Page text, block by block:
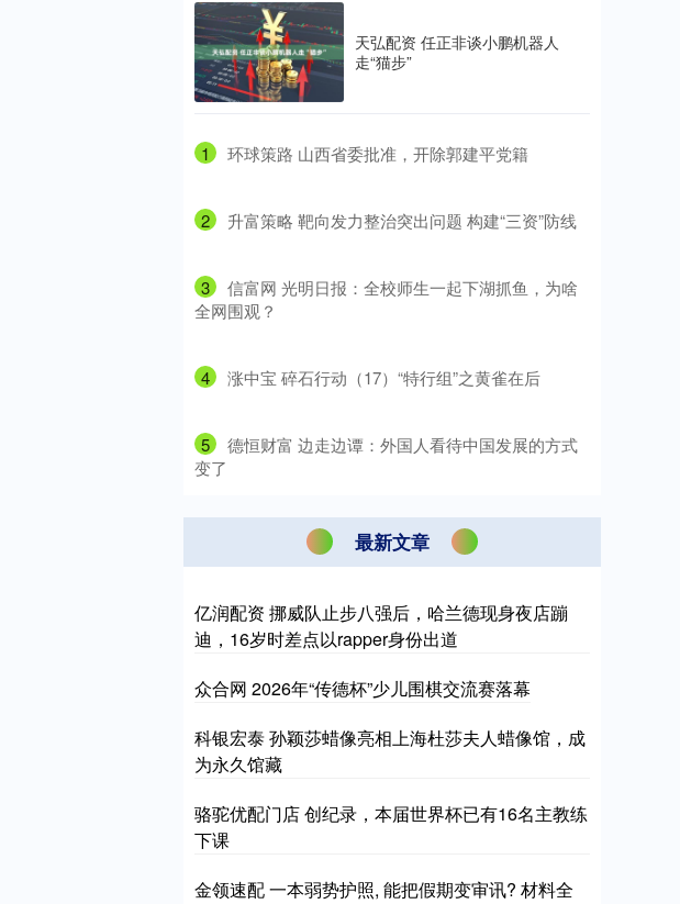
天弘配资 任正非谈小鹏机器人
走“猫步”
1 ​环球策路 山西省委批准，开除郭建平党籍
2 ​升富策略 靶向发力整治突出问题 构建“三资”防线
3
​信富网 光明日报：全校师生一起下湖抓鱼，为啥
全网围观？
4 ​涨中宝 碎石行动（17）“特行组”之黄雀在后
5
​德恒财富 边走边谭：外国人看待中国发展的方式
变了
最新文章
亿润配资 挪威队止步八强后，哈兰德现身夜店蹦
迪，16岁时差点以rapper身份出道
众合网 2026年“传德杯”少儿围棋交流赛落幕
科银宏泰 孙颖莎蜡像亮相上海杜莎夫人蜡像馆，成
为永久馆藏
骆驼优配门店 创纪录，本届世界杯已有16名主教练
下课
金领速配 一本弱势护照, 能把假期变审讯? 材料全